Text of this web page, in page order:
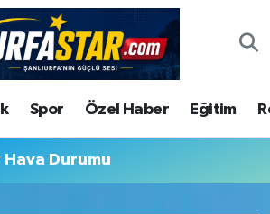
Spor Özel Haber Eğitim
Hava Durumu
Eczaneler
Durumu
Vakitleri